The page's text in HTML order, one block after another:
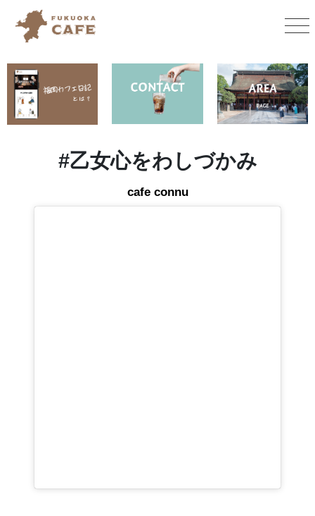
#乙女心をわしづかみ
cafe connu